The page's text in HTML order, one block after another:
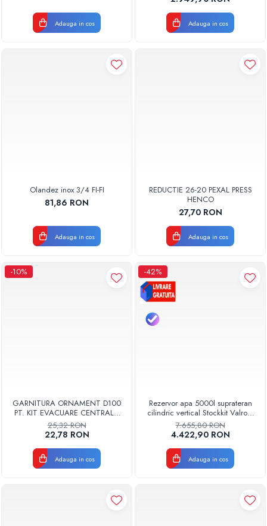
Adauga in cos Adauga in cos
Olandez inox 3/4 FI-FI
81,86 RON
Adauga in cos
REDUCTIE 26-20 PEXAL PRESS
HENCO
27,70 RON
Adauga in cos
-10%
GARNITURA ORNAMENT D100
PT. KIT EVACUARE CENTRALA
FGGE100
25,32 RON
22,78 RON
Adauga in cos
-42%
Rezervor apa 5000l suprateran
cilindric vertical Stockkit Valrom
49020150000
7.655,80 RON
4.422,90 RON
Adauga in cos